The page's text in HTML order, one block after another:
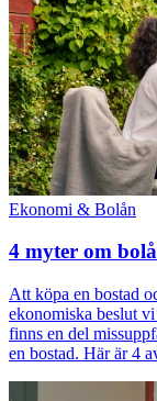
Ekonomi & Bolån
4 myter om
Att köpa en bostad
ekonomiska beslut
finns en del
en bostad. Här är 4